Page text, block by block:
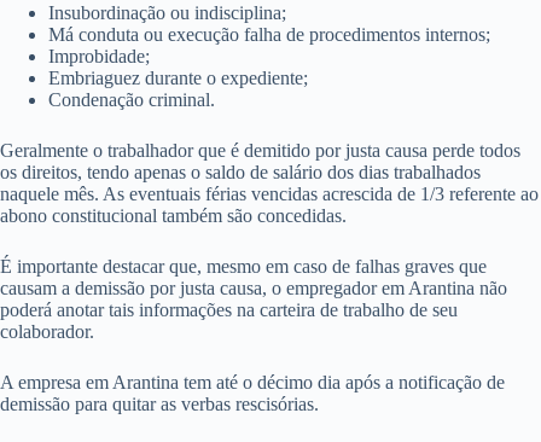
Insubordinação ou indisciplina;
Má conduta ou execução falha de procedimentos internos;
Improbidade;
Embriaguez durante o expediente;
Condenação criminal.
Geralmente o trabalhador que é demitido por justa causa perde todos
os direitos, tendo apenas o saldo de salário dos dias trabalhados
naquele mês. As eventuais férias vencidas acrescida de 1/3 referente ao
abono constitucional também são concedidas.
É importante destacar que, mesmo em caso de falhas graves que
causam a demissão por justa causa, o empregador em Arantina não
poderá anotar tais informações na carteira de trabalho de seu
colaborador.
A empresa em Arantina tem até o décimo dia após a notificação de
demissão para quitar as verbas rescisórias.